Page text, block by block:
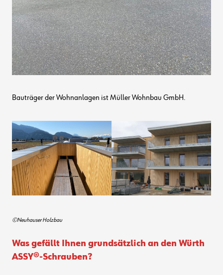
Bauträger der Wohnanlagen ist Müller Wohnbau GmbH.
©Neuhauser Holzbau
Was gefällt Ihnen grundsätzlich an den Würth
ASSY®-Schrauben?